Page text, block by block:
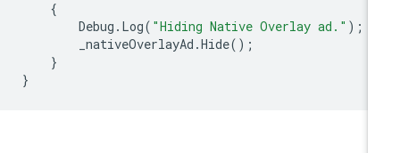
Debug.Log("Hiding Native Overlay ad."
_nativeOverlayAd.Hide